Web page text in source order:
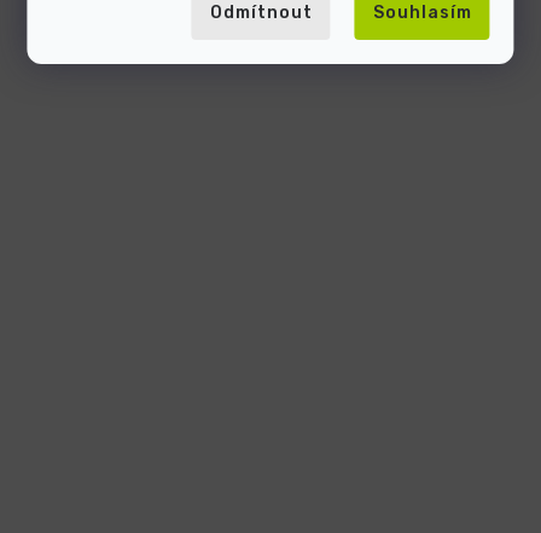
Odmítnout Souhlasím